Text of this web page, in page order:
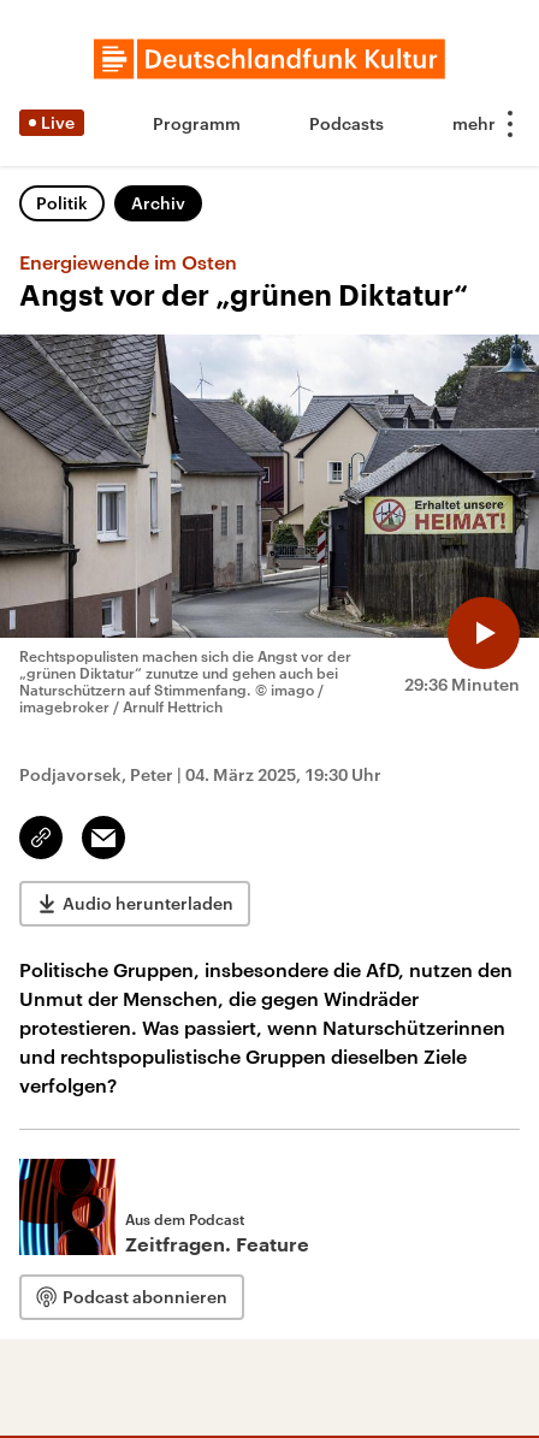
Live Programm Podcasts
Politik Archiv
Energiewende im Osten
Angst vor der „grünen Diktatur“
29:36 Minuten
Rechtspopulisten machen sich die Angst vor der
„grünen Diktatur“ zunutze und gehen auch bei
Naturschützern auf Stimmenfang. © imago /
imagebroker / Arnulf Hettrich
Podjavorsek, Peter | 04. März 2025, 19:30 Uhr
Link
kopieren/teilen
Email
Audio herunterladen
Politische Gruppen, insbesondere die AfD, nutzen den
Unmut der Menschen, die gegen Windräder
protestieren. Was passiert, wenn Naturschützerinnen
und rechtspopulistische Gruppen dieselben Ziele
verfolgen?
Aus dem Podcast
Zeitfragen. Feature
Podcast abonnieren